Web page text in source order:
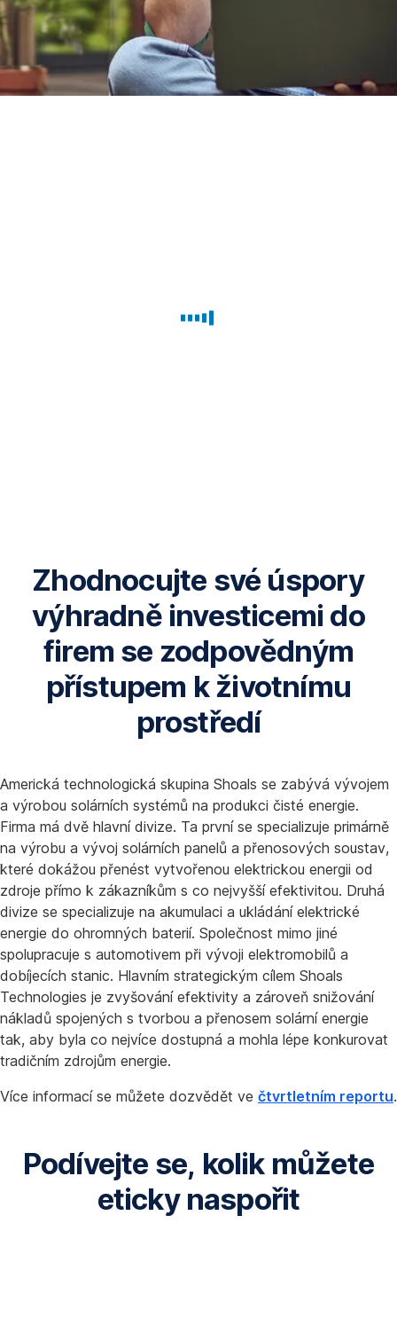
Zhodnocujte své úspory
výhradně investicemi do
firem se zodpovědným
přístupem k životnímu
prostředí
Americká technologická skupina Shoals se zabývá vývojem
a výrobou solárních systémů na produkci čisté energie.
Firma má dvě hlavní divize. Ta první se specializuje primárně
na výrobu a vývoj solárních panelů a přenosových soustav,
které dokážou přenést vytvořenou elektrickou energii od
zdroje přímo k zákazníkům s co nejvyšší efektivitou. Druhá
divize se specializuje na akumulaci a ukládání elektrické
energie do ohromných baterií. Společnost mimo jiné
spolupracuje s automotivem při vývoji elektromobilů a
dobíjecích stanic. Hlavním strategickým cílem Shoals
Technologies je zvyšování efektivity a zároveň snižování
nákladů spojených s tvorbou a přenosem solární energie
tak, aby byla co nejvíce dostupná a mohla lépe konkurovat
tradičním zdrojům energie.
Více informací se můžete dozvědět ve čtvrtletním reportu.
Podívejte se, kolik můžete
eticky naspořit